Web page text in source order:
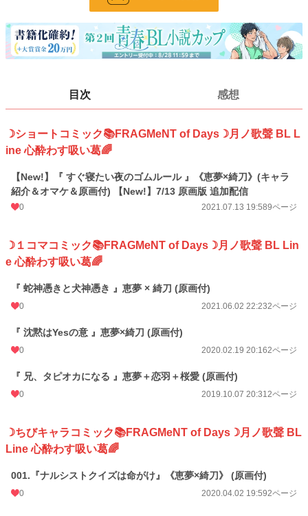
❖タイトル表記について❖
➤ ○○×○○ ←登場するCPやキャラ情報
➤ from《○○》←派生元となった過去漫画タイトル
※「スピンオフ・ノベライズ」作品の場合のみ掲載
❖ 投稿作品についての注意事項(定型掲載文)❖
※当方が創作するすべての作品・物語・用語・情報等は、作者の想像からの完全
は一切の関係はありません。
為へ誘引・助長・ほう助する為のものではありません。
※当方が投稿する全ての創作物（イラスト・文章など）の無断記載・転載・転
作作品の二次創作・二次利用(アイコン・ヘッダー・壁紙利用など)は、いかなる
場合も一切禁止です。
※オリジナルキャラのファンアートなども、様々な事情から"制作前"に必ずご連
絡を頂けますようお願いしております。
申し訳ございませんが、許可なく描かれる事はご遠慮ください。ご協力をお願い
※Note on All My Original Works※
→ Do not reprint, copy or download.
BL漫画 1,406 位 / 1,406 件
BL
目次 感想
☽ショートコミック📚FRAGMeNT of Days☽月ノ歌聲 BL L
ine 心酔わす吸い葛🌈
【New!】『 すぐ寝たい夜のゴムルール 』《恵夢×綺刀》(キャラ
紹介＆オマケ＆原画付) 【New!】7/13 原画版 追加配信
0 2021.07.13 19:589ページ
☽１コマコミック📚FRAGMeNT of Days☽月ノ歌聲 BL Lin
e 心酔わす吸い葛🌈
『 蛇神憑きと犬神憑き 』恵夢 × 綺刀 (原画付)
0 2021.06.02 22:232ページ
『 沈黙はYesの意 』恵夢×綺刀 (原画付)
0 2020.02.19 20:162ページ
『 兄、タピオカになる 』恵夢＋恋羽＋桜愛 (原画付)
0 2019.10.07 20:312ページ
☽ちびキャラコミック📚FRAGMeNT of Days☽月ノ歌聲 BL
Line 心酔わす吸い葛🌈
001.『ナルシストクイズは命がけ』《恵夢×綺刀》 (原画付)
0 2020.04.02 19:592ページ